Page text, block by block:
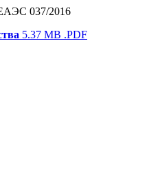
037/2016
5.37 MB .PDF